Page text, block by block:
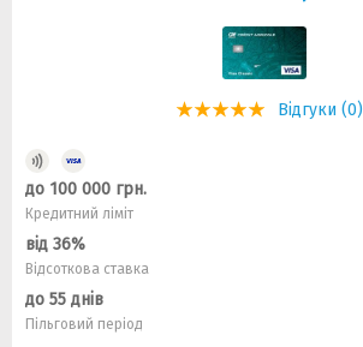
Відгуки (0)
до 100 000 грн.
Кредитний ліміт
від 36%
Відсоткова ставка
до 55 днів
Пільговий період